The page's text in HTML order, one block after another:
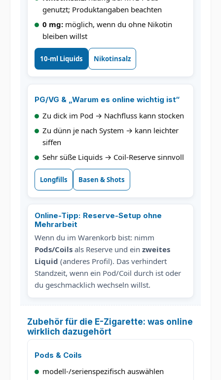
genutzt; Produktangaben beachten
0 mg: möglich, wenn du ohne Nikotin
bleiben willst
10-ml Liquids Nikotinsalz
PG/VG & „Warum es online wichtig ist“
Zu dick im Pod → Nachfluss kann stocken
Zu dünn je nach System → kann leichter
siffen
Sehr süße Liquids → Coil-Reserve sinnvoll
Longfills Basen & Shots
Online-Tipp: Reserve-Setup ohne
Mehrarbeit
Wenn du im Warenkorb bist: nimm
Pods/Coils als Reserve und ein zweites
Liquid (anderes Profil). Das verhindert
Standzeit, wenn ein Pod/Coil durch ist oder
du geschmacklich wechseln willst.
Zubehör für die E-Zigarette: was online
wirklich dazugehört
Pods & Coils
modell-/serienspezifisch auswählen